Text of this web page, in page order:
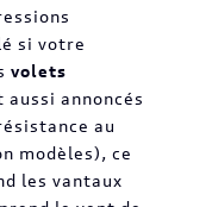
si votre
volets
aussi annoncés
au
modèles), ce
les vantaux